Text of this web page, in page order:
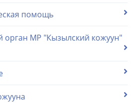
помощь
орган МР "Кызылский кожуун"